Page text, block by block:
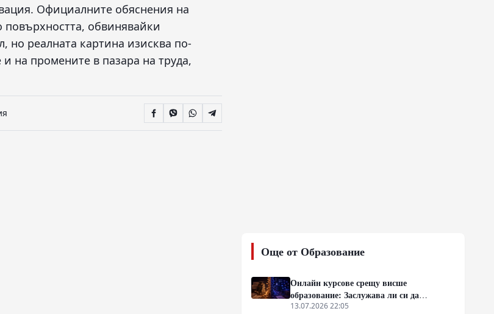
Официалните обяснения на
повърхността, обвинявайки
но реалната картина изисква по-
на промените в пазара на труда,
Още от Образование
Онлайн курсове срещу висше
образование: Заслужава ли си да
пропуснеш университета?
13.07.2026 22:05